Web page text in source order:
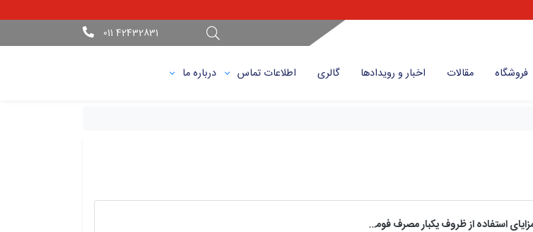
42432831 011
فروشگاه مقالات اخبار و رویداد‌ها گالری اطلاعات تماس درباره ما
مزایای استفاده از ظروف یکبار مصرف فومی نسبت به پلاستیکی